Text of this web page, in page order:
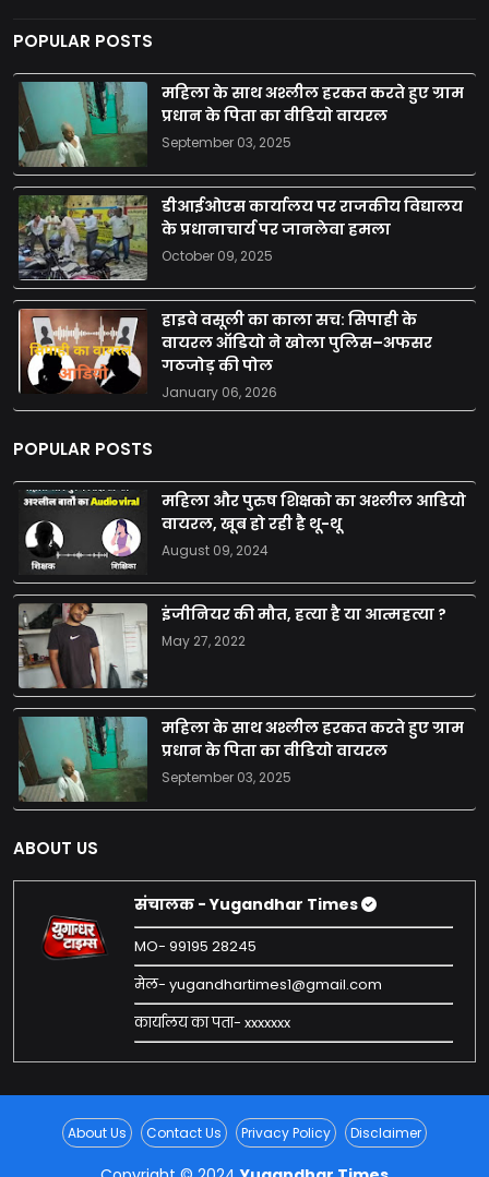
POPULAR POSTS
महिला के साथ अश्लील हरकत करते हुए ग्राम
प्रधान के पिता का वीडियो वायरल
September 03, 2025
डीआईओएस कार्यालय पर राजकीय विद्यालय
के प्रधानाचार्य पर जानलेवा हमला
October 09, 2025
हाइवे वसूली का काला सच: सिपाही के
वायरल ऑडियो ने खोला पुलिस–अफसर
गठजोड़ की पोल
January 06, 2026
POPULAR POSTS
महिला और पुरुष शिक्षको का अश्लील आडियो
वायरल, खूब हो रही है थू-थू
August 09, 2024
इंजीनियर की मौत, हत्या है या आत्महत्या ?
May 27, 2022
महिला के साथ अश्लील हरकत करते हुए ग्राम
प्रधान के पिता का वीडियो वायरल
September 03, 2025
ABOUT US
संचालक - Yugandhar Times
MO- 99195 28245
मेल- yugandhartimes1@gmail.com
कार्यालय का पता- xxxxxxx
About Us Contact Us Privacy Policy Disclaimer